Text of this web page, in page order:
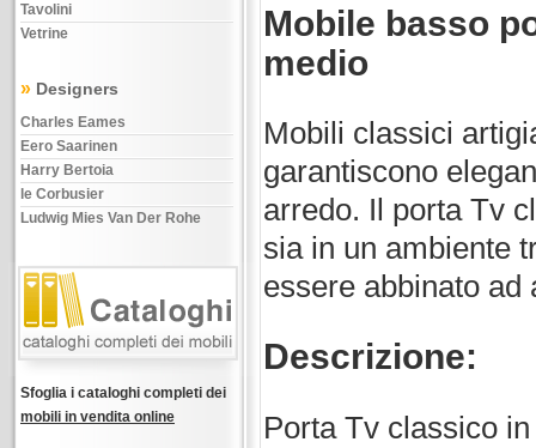
Tavolini
Vetrine
» Designers
Charles Eames
Eero Saarinen
Harry Bertoia
le Corbusier
Ludwig Mies Van Der Rohe
Sfoglia i cataloghi completi dei
mobili in vendita online
Mobile basso
medio
Mobili classici
garantiscono
arredo. Il porta Tv
sia in un ambiente
essere abbinato
Descrizione:
Porta Tv classico